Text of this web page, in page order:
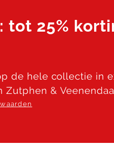
tot 25%
de hele collectie in
Zutphen &